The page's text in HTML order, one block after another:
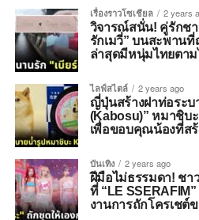
เรื่องราวโซเชียล 2 years
วิจารณ์สนั่น! คู่รักชา
รักเมวี่” บนสะพาน
ล่าสุดมีหนุ่มไทยตาม
ไลฟ์สไตล์ 2 years ago
ญี่ปุ่นสร้างฝาท่อระบ
(Kabosu)” หมาชิบ
เพื่อขอบคุณน้องที่สร้
บันเทิง 2 years ago
ฝีมือไม่ธรรมดา! ช
ที่ “LE
งานการถักโครเชต์